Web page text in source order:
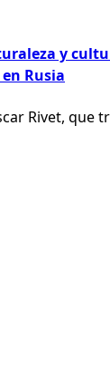
y
Rusia
Rivet, que